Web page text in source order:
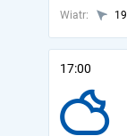
Wiatr:
17:00